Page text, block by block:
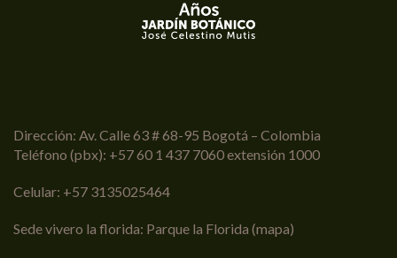
Dirección: Av. Calle 63 # 68-95 Bogotá – Colombia
Teléfono (pbx): +57 60 1 437 7060 extensión 1000
Celular: +57 3135025464
Sede vivero la florida: Parque la Florida (mapa)